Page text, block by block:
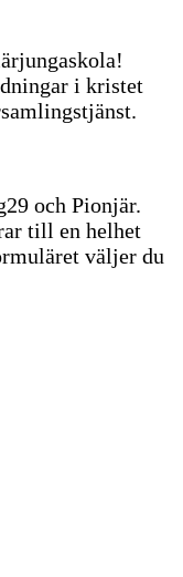
i kristet
och Pionjär.
till en helhet
väljer du